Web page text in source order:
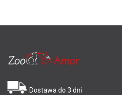
Dostawa do 3 dni